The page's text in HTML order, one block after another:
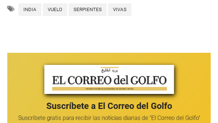
INDIA VUELO SERPIENTES VIVAS